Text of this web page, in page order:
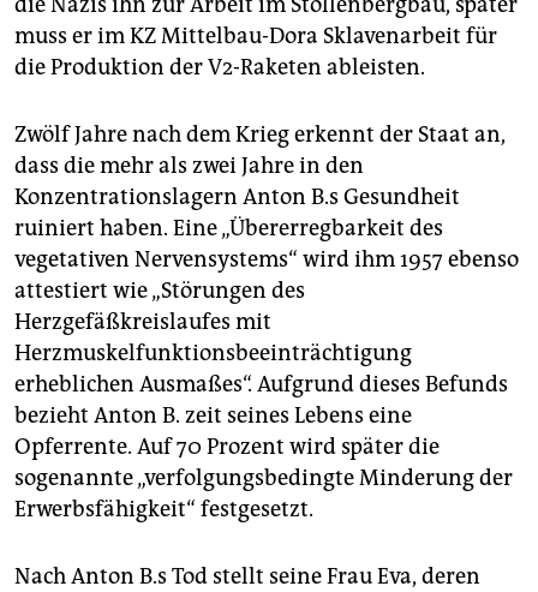
muss er im KZ Mittelbau-Dora Sklavenarbeit für
die Produktion der V2-Raketen ableisten.
Zwölf Jahre nach dem Krieg erkennt der Staat an,
dass die mehr als zwei Jahre in den
Konzentrationslagern Anton B.s Gesundheit
ruiniert haben. Eine „Übererregbarkeit des
vegetativen Nervensystems“ wird ihm 1957 ebenso
attestiert wie „Störungen des
Herzgefäßkreislaufes mit
Herzmuskelfunktionsbeeinträchtigung
erheblichen Ausmaßes“. Aufgrund dieses Befunds
bezieht Anton B. zeit seines Lebens eine
Opferrente. Auf 70 Prozent wird später die
sogenannte „verfolgungsbedingte Minderung der
Erwerbsfähigkeit“ festgesetzt.
Nach Anton B.s Tod stellt seine Frau Eva, deren